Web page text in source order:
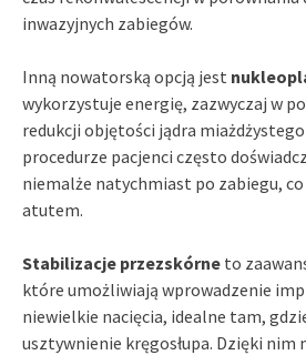
inwazyjnych zabiegów.
Inną nowatorską opcją jest
wykorzystuje energię, zazwyczaj w
redukcji objętości jądra
procedurze pacjenci często
niemalże natychmiast po zabiegu,
atutem.
Stabilizacje przezskórne to
które umożliwiają wprowadzenie
niewielkie nacięcia, idealne tam,
usztywnienie kręgosłupa. Dzięki nim